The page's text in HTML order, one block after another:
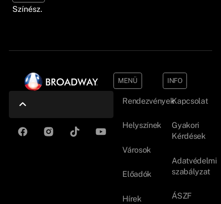
Színész.
MENÜ
Rendezvények
Helyszínek
Városok
Előadók
Hírek
INFO
Kapcsolat
Gyakori
Kérdések
Adatvédelmi
szabályzat
ÁSZF